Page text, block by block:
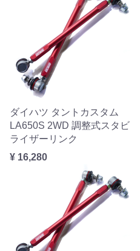
ダイハツ タントカスタム
LA650S 2WD 調整式スタビ
ライザーリンク
¥ 16,280